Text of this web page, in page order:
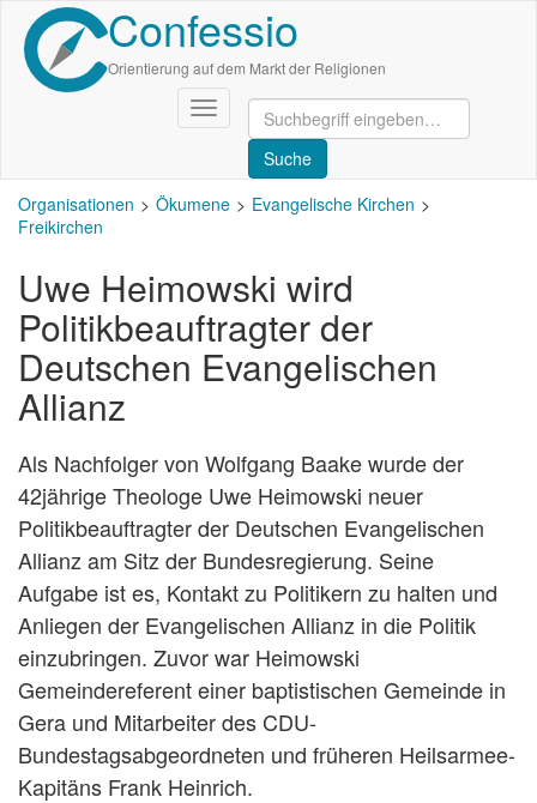
Direkt
zum
Inhalt
Confessio
Orientierung auf dem Markt der Religionen
Navigation
aktivieren/deaktivieren
Organisationen Ökumene
Evangelische Kirchen
Freikirchen
Uwe Heimowski wird
Politikbeauftragter der
Deutschen Evangelischen
Allianz
Als Nachfolger von Wolfgang Baake wurde der
42jährige Theologe Uwe Heimowski neuer
Politikbeauftragter der Deutschen Evangelischen
Allianz am Sitz der Bundesregierung. Seine
Aufgabe ist es, Kontakt zu Politikern zu halten und
Anliegen der Evangelischen Allianz in die Politik
einzubringen. Zuvor war Heimowski
Gemeindereferent einer baptistischen Gemeinde in
Gera und Mitarbeiter des CDU-
Bundestagsabgeordneten und früheren Heilsarmee-
Kapitäns Frank Heinrich.